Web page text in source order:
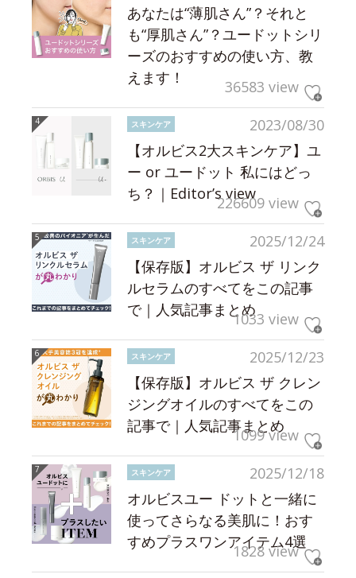
あなたは“薄肌さん”？それと
も“厚肌さん”？ユードットシリ
ーズのおすすめの使い方、教
えます！
36583 view
2023/08/30
スキンケア
【オルビス2大スキンケア】ユ
ー or ユードット 私にはどっ
ち？｜Editor’s view226609 view
2025/12/24
スキンケア
【保存版】オルビス ザ リンク
ルセラムのすべてをこの記事
で｜人気記事まとめ1033 view
2025/12/23
スキンケア
【保存版】オルビス ザ クレン
ジングオイルのすべてをこの
記事で｜人気記事まとめ
1099 view
2025/12/18
スキンケア
オルビスユー ドットと一緒に
使ってさらなる美肌に！おす
すめプラスワンアイテム4選
1828 view